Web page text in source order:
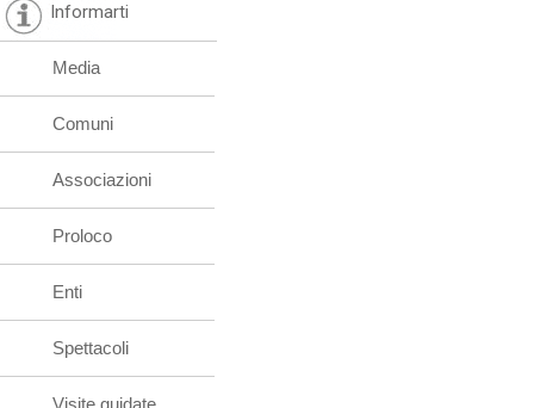
Informarti
Media
Comuni
Associazioni
Proloco
Enti
Spettacoli
Visite guidate